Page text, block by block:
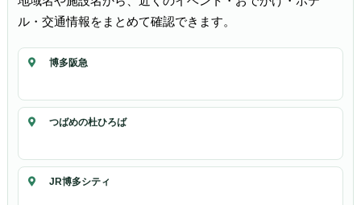
ル・交通情報をまとめて確認できます。
博多阪急
つばめの杜ひろば
JR博多シティ